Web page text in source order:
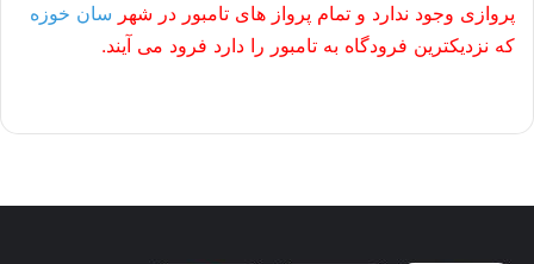
پروازی وجود ندارد و تمام پرواز های تامبور در شهر سان خوزه
که نزدیکترین فرودگاه به تامبور را دارد فرود می آیند.